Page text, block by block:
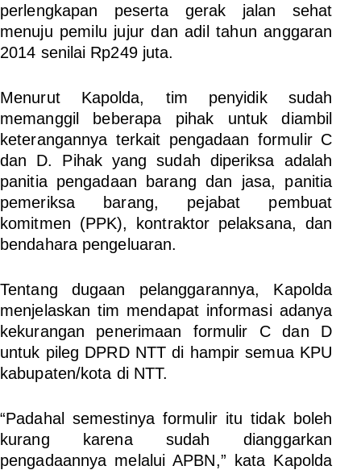
perlengkapan peserta gerak jalan sehat
menuju pemilu jujur dan adil tahun anggaran
2014 senilai Rp249 juta.
Menurut Kapolda, tim penyidik sudah
memanggil beberapa pihak untuk diambil
keterangannya terkait pengadaan formulir C
dan D. Pihak yang sudah diperiksa adalah
panitia pengadaan barang dan jasa, panitia
pemeriksa barang, pejabat pembuat
komitmen (PPK), kontraktor pelaksana, dan
bendahara pengeluaran.
Tentang dugaan pelanggarannya, Kapolda
menjelaskan tim mendapat informasi adanya
kekurangan penerimaan formulir C dan D
untuk pileg DPRD NTT di hampir semua KPU
kabupaten/kota di NTT.
“Padahal semestinya formulir itu tidak boleh
kurang karena sudah dianggarkan
pengadaannya melalui APBN,” kata Kapolda